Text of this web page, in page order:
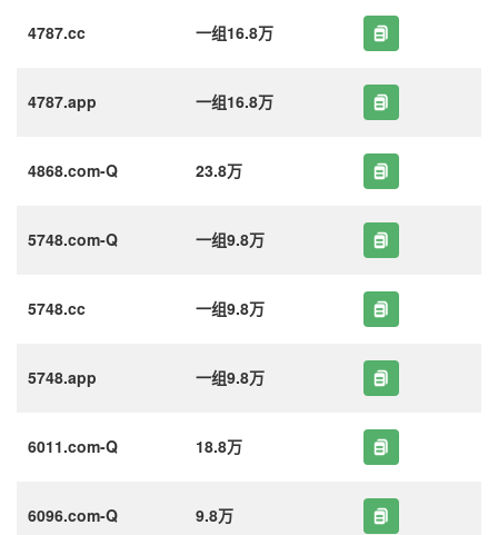
4787.cc 一组16.8万
4787.app 一组16.8万
4868.com-Q 23.8万
5748.com-Q 一组9.8万
5748.cc 一组9.8万
5748.app 一组9.8万
6011.com-Q 18.8万
6096.com-Q 9.8万